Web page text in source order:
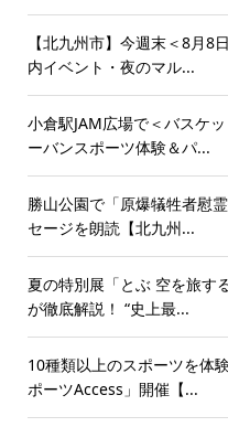
【北九州市】今週末＜8月8
内イベント・夜のマル...
小倉駅JAM広場で＜バスケ
ーバンスポーツ体験＆パ...
勝山公園で「原爆犠牲者慰
セージを朗読【北九州...
夏の特別展「とぶ 空を旅す
が徹底解説！ “史上最...
10種類以上のスポーツを体
ポーツAccess」開催【...